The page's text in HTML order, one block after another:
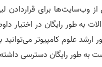
برای قراردادن
به طور رایگان در اختیار
به طور رایگان دسترسی